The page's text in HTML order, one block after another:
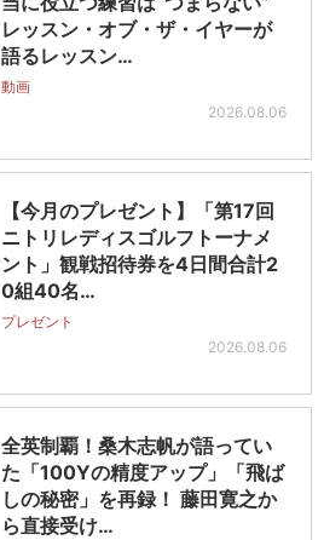
レッスン・オブ・ザ・イヤーが
語るレッスン…
動画
2026.08.06
【今月のプレゼント】「第17回
ニトリレディスゴルフトーナメ
ント」観戦招待券を4日間合計2
0組40名…
プレゼント
2026.08.06
全英制覇！桑木志帆が語ってい
た「100Yの精度アップ」「飛ば
しの秘密」を再録！ 藤田寛之か
ら直接受け…